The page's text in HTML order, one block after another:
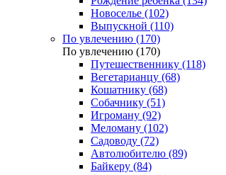
Новоселье (102)
Выпускной (110)
По увлечению (170)
По увлечению (170)
Путешественнику (118)
Вегетарианцу (68)
Кошатнику (68)
Собачнику (51)
Игроману (92)
Меломану (102)
Садоводу (72)
Автолюбителю (89)
Байкеру (84)